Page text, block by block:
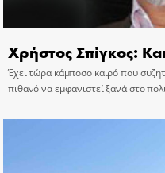
Χρήστος Σπίγκος:
Έχει τώρα κάμποσο καιρό που
πιθανό να εμφανιστεί ξανά στο